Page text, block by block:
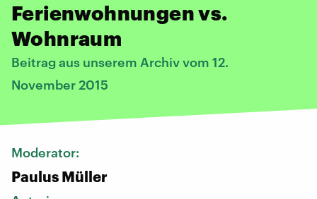
Ferienwohnungen vs.
Wohnraum
Beitrag aus unserem Archiv vom 12.
November 2015
Moderator:
Paulus Müller